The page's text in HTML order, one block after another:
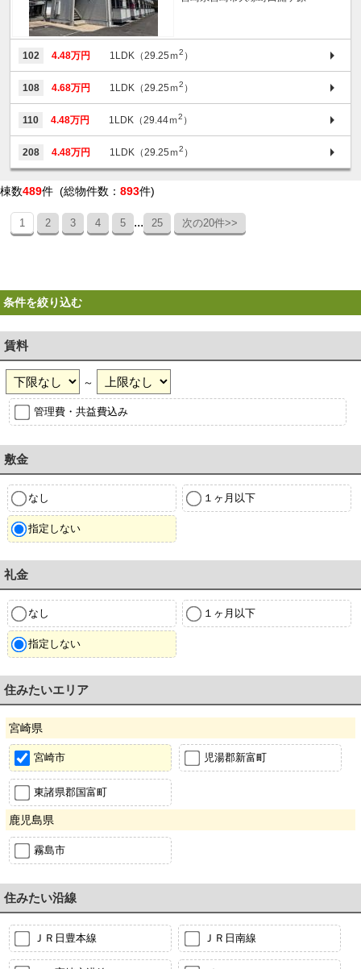
102 4.48万円 1LDK（29.25ｍ2 ）
108 4.68万円 1LDK（29.25ｍ2 ）
110 4.48万円 1LDK（29.44ｍ2 ）
208 4.48万円 1LDK（29.25ｍ2 ）
棟数489件 (総物件数： 893件)
1 2 3 4 5 ... 25 次の20件>>
条件を絞り込む
賃料
～
管理費・共益費込み
敷金
なし １ヶ月以下
指定しない
礼金
なし １ヶ月以下
指定しない
住みたいエリア
宮崎県
宮崎市 児湯郡新富町
東諸県郡国富町
鹿児島県
霧島市
住みたい沿線
ＪＲ日豊本線 ＪＲ日南線